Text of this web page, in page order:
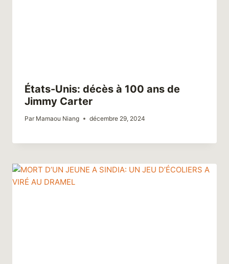
États-Unis: décès à 100 ans de
Jimmy Carter
Par Mamaou Niang décembre 29, 2024